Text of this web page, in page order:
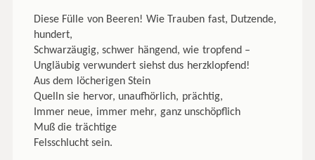
Diese Fülle von Beeren! Wie Trauben fast, Dutzende,
hundert,
Schwarzäugig, schwer hängend, wie tropfend –
Ungläubig verwundert siehst dus herzklopfend!
Aus dem löcherigen Stein
Quelln sie hervor, unaufhörlich, prächtig,
Immer neue, immer mehr, ganz unschöpflich
Muß die trächtige
Felsschlucht sein.